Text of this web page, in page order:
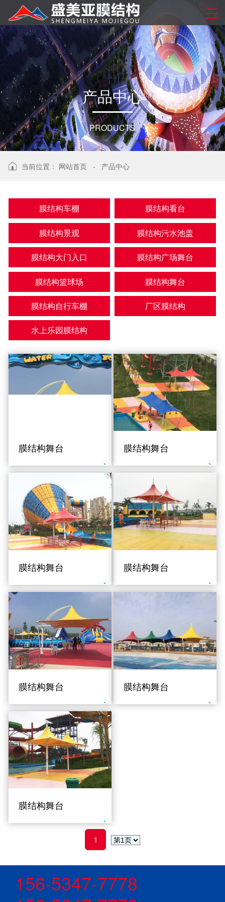
产品中心
PRODUCTS
当前位置： 网站首页 - 产品中心
膜结构车棚 膜结构看台
膜结构景观 膜结构污水池盖
膜结构大门入口 膜结构广场舞台
膜结构篮球场 膜结构舞台
膜结构自行车棚 厂区膜结构
水上乐园膜结构
膜结构舞台 膜结构舞台
膜结构舞台 膜结构舞台
膜结构舞台 膜结构舞台
膜结构舞台
1
156-5347-7778